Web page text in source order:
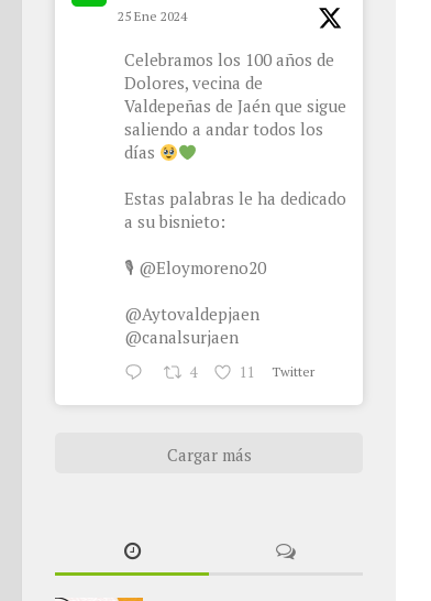
25 Ene 2024
Celebramos los 100 años de
Dolores, vecina de
Valdepeñas de Jaén que sigue
saliendo a andar todos los
días
Estas palabras le ha dedicado
a su bisnieto:
🎙 @Eloymoreno20
@Aytovaldepjaen
@canalsurjaen
4 11 Twitter
Cargar más